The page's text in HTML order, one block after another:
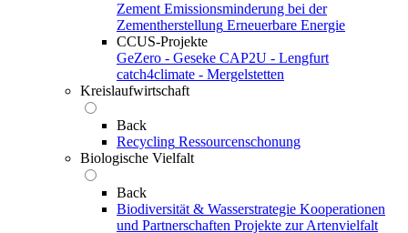
Zement Emissionsminderung bei der
Zementherstellung Erneuerbare Energie
CCUS-Projekte
GeZero - Geseke CAP2U - Lengfurt
catch4climate - Mergelstetten
Kreislaufwirtschaft
Back
Recycling Ressourcenschonung
Biologische Vielfalt
Back
Biodiversität & Wasserstrategie Kooperationen
und Partnerschaften Projekte zur Artenvielfalt